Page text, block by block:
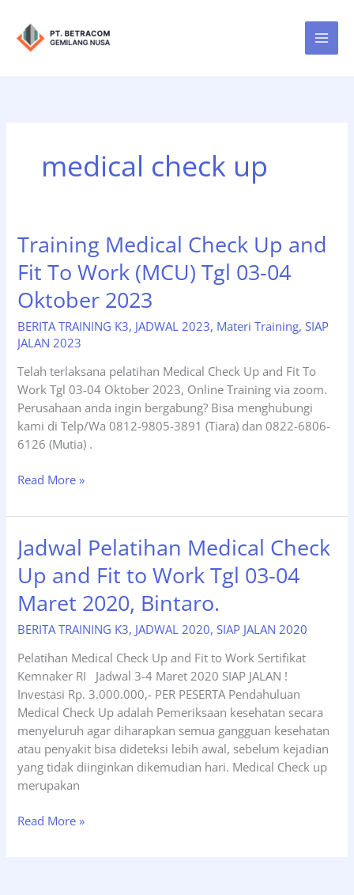
konten
medical check up
Training Medical Check Up and
Fit To Work (MCU) Tgl 03-04
Oktober 2023
BERITA TRAINING K3, JADWAL 2023, Materi Training,SIAP
JALAN 2023
Telah terlaksana pelatihan Medical Check Up and Fit To
Work Tgl 03-04 Oktober 2023, Online Training via zoom.
Perusahaan anda ingin bergabung? Bisa menghubungi
kami di Telp/Wa 0812-9805-3891 (Tiara) dan 0822-6806-
6126 (Mutia) .
Training
Check
and
Fit
To
Work
(MCU)
03-
04
Oktober
2023
Read More »
Jadwal Pelatihan Medical Check
Up and Fit to Work Tgl 03-04
Maret 2020, Bintaro.
BERITA TRAINING K3, JADWAL 2020,SIAP JALAN 2020
Pelatihan Medical Check Up and Fit to Work Sertifikat
Kemnaker RI Jadwal 3-4 Maret 2020 SIAP JALAN !
Investasi Rp. 3.000.000,- PER PESERTA Pendahuluan
Medical Check Up adalah Pemeriksaan kesehatan secara
menyeluruh agar diharapkan semua gangguan kesehatan
atau penyakit bisa dideteksi lebih awal, sebelum kejadian
yang tidak diinginkan dikemudian hari. Medical Check up
merupakan
Jadwal
Read More »